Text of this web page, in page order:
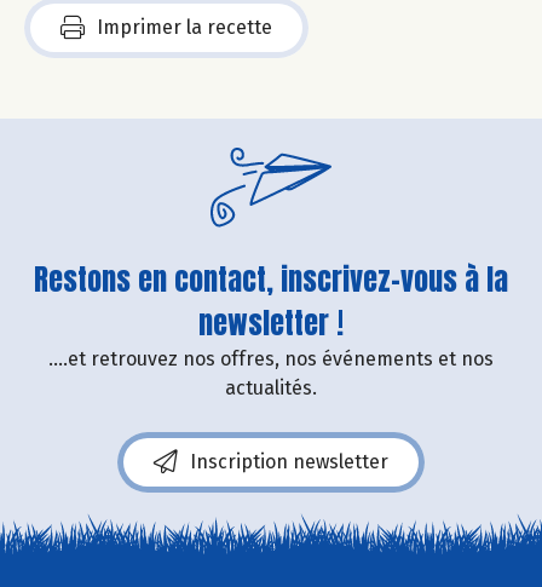
Imprimer la recette
Restons en contact, inscrivez-vous à la
newsletter !
....et retrouvez nos offres, nos événements et nos
actualités.
Inscription newsletter